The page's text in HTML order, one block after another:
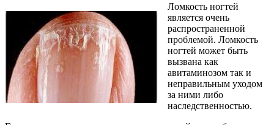
Ломкость ногтей
является очень
распространенной
проблемой. Ломкость
ногтей может быть
вызвана как
авитаминозом так и
неправильным уходом
за ними либо
наследственностью.